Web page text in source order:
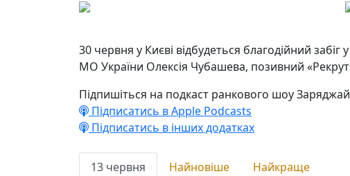
30 червня у Києві відбудеться благодійний
МО України Олексія Чубашева, позивний
Підпишіться на подкаст ранкового шоу
Підписатись в Apple Podcasts
Підписатись в інших додатках
13 червня Найновіше
Найкраще